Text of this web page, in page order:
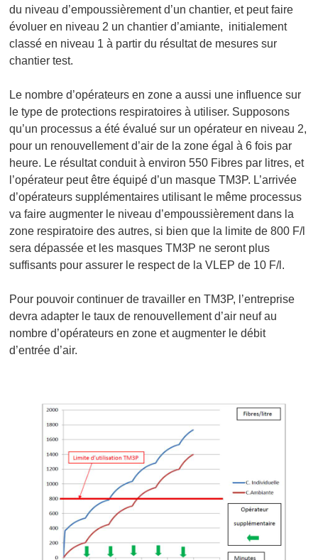
du niveau d’empoussièrement d’un chantier, et peut faire
évoluer en niveau 2 un chantier d’amiante, initialement
classé en niveau 1 à partir du résultat de mesures sur
chantier test.
Le nombre d’opérateurs en zone a aussi une influence sur
le type de protections respiratoires à utiliser. Supposons
qu’un processus a été évalué sur un opérateur en niveau 2,
pour un renouvellement d’air de la zone égal à 6 fois par
heure. Le résultat conduit à environ 550 Fibres par litres, et
l’opérateur peut être équipé d’un masque TM3P. L’arrivée
d’opérateurs supplémentaires utilisant le même processus
va faire augmenter le niveau d’empoussièrement dans la
zone respiratoire des autres, si bien que la limite de 800 F/l
sera dépassée et les masques TM3P ne seront plus
suffisants pour assurer le respect de la VLEP de 10 F/l.
Pour pouvoir continuer de travailler en TM3P, l’entreprise
devra adapter le taux de renouvellement d’air neuf au
nombre d’opérateurs en zone et augmenter le débit
d’entrée d’air.